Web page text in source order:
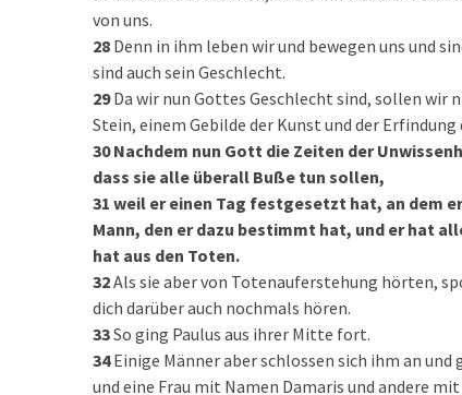
von uns.
28 Denn in ihm leben wir und bewegen uns und
sind auch sein Geschlecht.
29Da wir nun Gottes Geschlecht sind, sollen wir
Stein, einem Gebilde der Kunst und der Erfindung
30Nachdem nun Gott die Zeiten der
dass sie alle überall Buße tun sollen,
31 weil er einen Tag festgesetzt hat, an dem
Mann, den er dazu bestimmt hat, und er hat
hat aus den Toten.
32Als sie aber von Totenauferstehung hörten,
dich darüber auch nochmals hören.
33So ging Paulus aus ihrer Mitte fort.
34Einige Männer aber schlossen sich ihm an
und eine Frau mit Namen Damaris und andere